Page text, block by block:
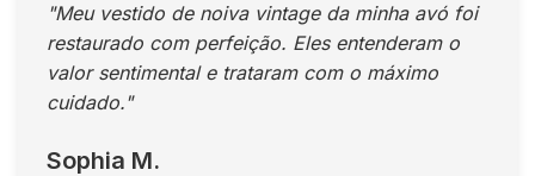
"Meu vestido de noiva vintage da minha avó foi
restaurado com perfeição. Eles entenderam o
valor sentimental e trataram com o máximo
cuidado."
Sophia M.